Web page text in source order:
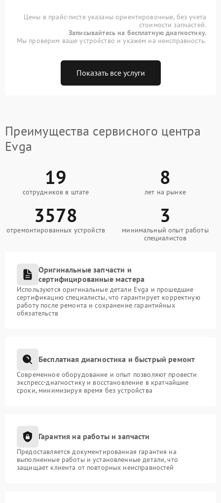
Цены в прайс-листе указаны ориентировочные, без учета
стоимости запчастей.
Записывайтесь на бесплатную диагностику.
Мы проверим ваше устройство и укажем на неисправность.
Показать все услуги
Преимущества сервисного центра
Evga
19
сотрудников в штате
8
лет на рынке
3578
отремонтированных устройств
3
минимальный опыт работы
специалистов
Оригинальные запчасти и
сертифицированные мастера
Используются оригинальные детали Evga и прошедшие
сертификацию специалисты, что гарантирует корректную
работу после ремонта и сохранение гарантийных
обязательств
Бесплатная диагностика и быстрый ремонт
Современное оборудование и опыт позволяют провести
экспресс-диагностику и восстановление в кратчайшие
сроки, минимизируя время без устройства
Гарантия на работы и запчасти
Предоставляется документированная гарантия на
выполненные работы и установленные детали, что
защищает клиента от повторных неисправностей